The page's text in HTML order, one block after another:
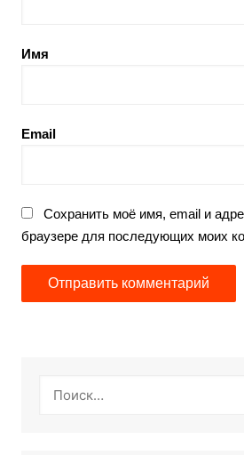
Имя
Email
Сохранить моё имя, email и
браузере для последующих моих